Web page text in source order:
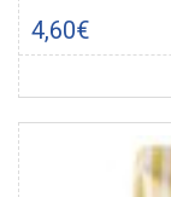
4,60€